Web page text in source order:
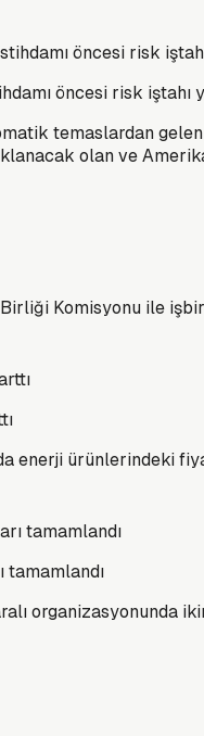
öncesi risk iştahı
temaslardan
olan ve
Birliği Komisyonu ile
enerji ürünlerindeki
tamamlandı
organizasyonunda